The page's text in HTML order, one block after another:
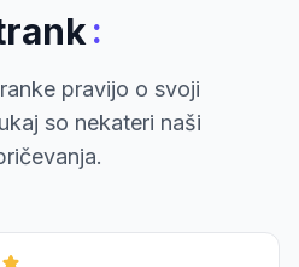
:
pravijo o svoji
so nekateri naši